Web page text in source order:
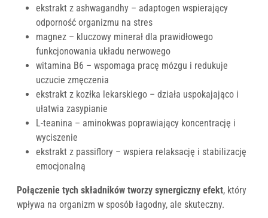
ekstrakt z ashwagandhy – adaptogen wspierający
odporność organizmu na stres
magnez – kluczowy minerał dla prawidłowego
funkcjonowania układu nerwowego
witamina B6 – wspomaga pracę mózgu i redukuje
uczucie zmęczenia
ekstrakt z kozłka lekarskiego – działa uspokajająco i
ułatwia zasypianie
L-teanina – aminokwas poprawiający koncentrację i
wyciszenie
ekstrakt z passiflory – wspiera relaksację i stabilizację
emocjonalną
Połączenie tych składników tworzy synergiczny efekt, który
wpływa na organizm w sposób łagodny, ale skuteczny.